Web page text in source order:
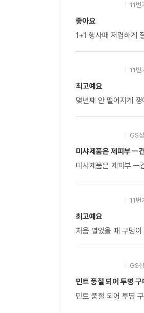
11번
좋아요
1+1 행사때 저렴하게
11번
최고예요
몇년째 안 떨어지게
GS샵
미샤제품은 제피부 ㅡ
미샤제품은 제피부 ㅡ
11번
최고예요
처음 열었을 때 구멍
GS샵
민트 풍절 되어 투명